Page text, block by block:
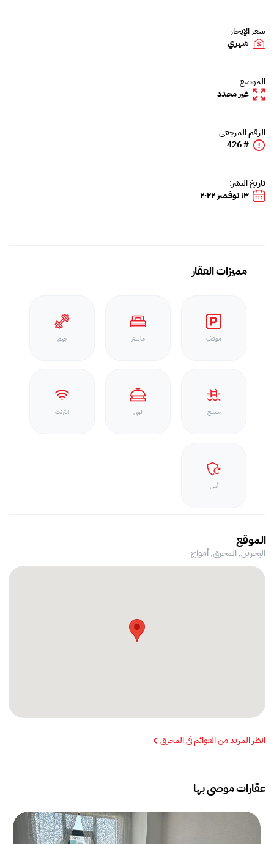
سعر الإيجار
شهري
الموضع
غير محدد
الرقم المرجعي
# 426
تاريخ النشر:
١٣ نوفمبر ٢٠٢٢
مميزات العقار
موقف ماستر جيم
مسبح لوبي انترنت
أمن
الموقع
البحرين, المحرق,أمواج
انظر المزيد من القوائم في المحرق
عقارات موصى بها